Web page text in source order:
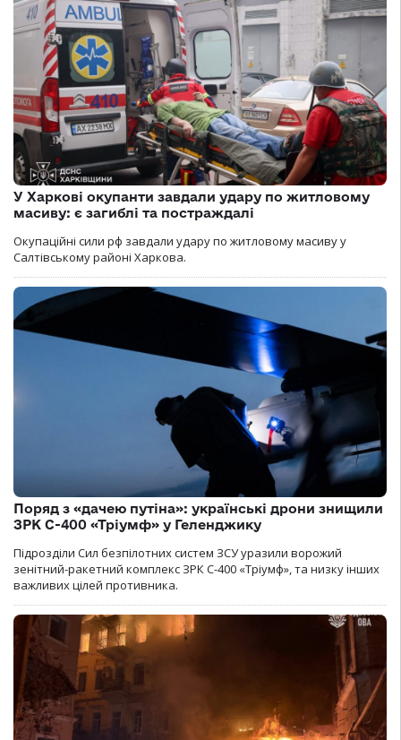
У Харкові окупанти завдали удару по житловому
масиву: є загиблі та постраждалі
Окупаційні сили рф завдали удару по житловому масиву у
Салтівському районі Харкова.
Поряд з «дачею путіна»: українські дрони знищили
ЗРК С-400 «Тріумф» у Геленджику
Підрозділи Сил безпілотних систем ЗСУ уразили ворожий
зенітний-ракетний комплекс ЗРК С-400 «Тріумф», та низку інших
важливих цілей противника.